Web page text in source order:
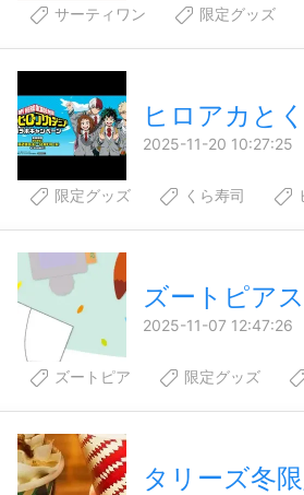
サーティワン 限定グッズ
ヒロアカと
2025-11-20 10:27:25
限定グッズ くら寿司
ズートピア
2025-11-07 12:47:26
ズートピア 限定グッズ
タリーズ冬